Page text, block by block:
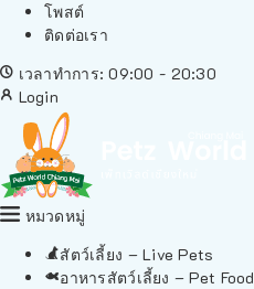
โพสต์
ติดต่อเรา
เวลาทำการ: 09:00 - 20:30
Login
หมวดหมู่
สัตว์เลี้ยง – Live Pets
อาหารสัตว์เลี้ยง – Pet Food